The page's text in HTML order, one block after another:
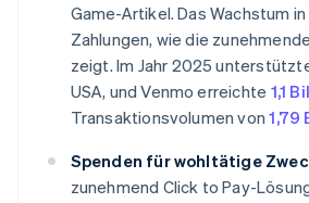
Game-Artikel. Das Wachstum
Zahlungen, wie die
zeigt. Im Jahr 2025
USA, und Venmo erreichte 1,1
Transaktionsvolumen von1,79
Spenden für wohltätige
zunehmend Click to Pay-